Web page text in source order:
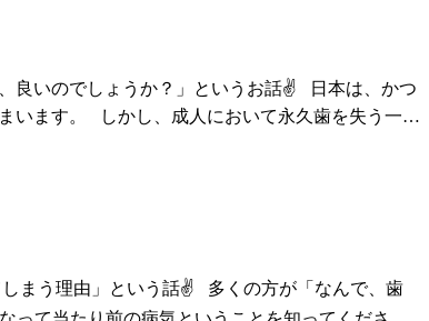
良いのでしょうか？」というお話✌️ 日本は、かつ
います。 しかし、成人において永久歯を失う一…
まう理由」という話✌️ 多くの方が「なんで、歯